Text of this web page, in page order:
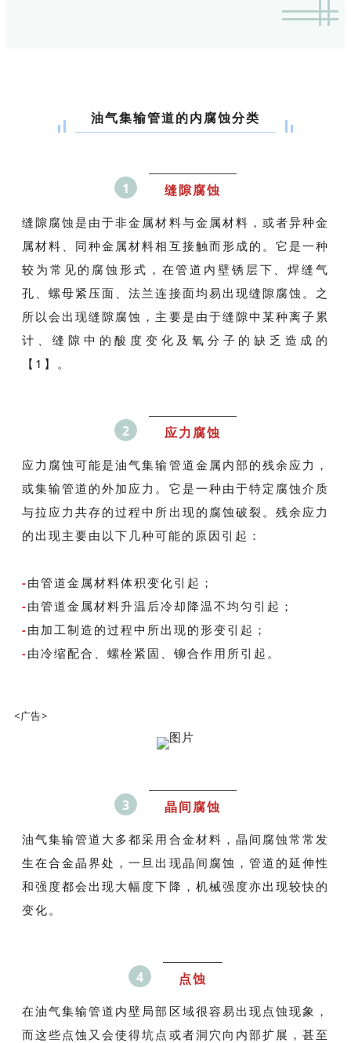
油气集输管道的内腐蚀分类
1 缝隙腐蚀
缝隙腐蚀是由于非金属材料与金属材料，或者异种金
属材料、同种金属材料相互接触而形成的。它是一种
较为常见的腐蚀形式，在管道内壁锈层下、焊缝气
孔、螺母紧压面、法兰连接面均易出现缝隙腐蚀。之
所以会出现缝隙腐蚀，主要是由于缝隙中某种离子累
计、缝隙中的酸度变化及氧分子的缺乏造成的
【1】。
2 应力腐蚀
应力腐蚀可能是油气集输管道金属内部的残余应力，
或集输管道的外加应力。它是一种由于特定腐蚀介质
与拉应力共存的过程中所出现的腐蚀破裂。残余应力
的出现主要由以下几种可能的原因引起：
-由管道金属材料体积变化引起；
-由管道金属材料升温后冷却降温不均匀引起；
-由加工制造的过程中所出现的形变引起；
-由冷缩配合、螺栓紧固、铆合作用所引起。
<广告>
3 晶间腐蚀
油气集输管道大多都采用合金材料，晶间腐蚀常常发
生在合金晶界处，一旦出现晶间腐蚀，管道的延伸性
和强度都会出现大幅度下降，机械强度亦出现较快的
变化。
4 点蚀
在油气集输管道内壁局部区域很容易出现点蚀现象，
而这些点蚀又会使得坑点或者洞穴向内部扩展，甚至